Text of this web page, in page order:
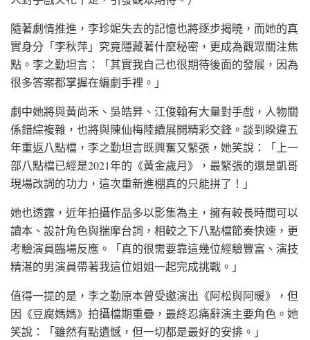
隨著劇情推進，李珍妮失去的記憶也將逐步揭曉，而她的真
實身分「李秋萍」究竟隱藏著什麼秘密，更成為觀眾關注焦
點。李之勤坦言：「其實我自己也很期待後面的發展，因為
很多答案都掌握在編劇手裡。」
劇中她將與黃尚禾、吳皓昇、江俊翰有大量對手戲，人物關
係錯綜複雜，也將與陳仙梅陸續展開精彩交鋒。談到睽違五
年重返八點檔，李之勤坦言既興奮又緊張，她笑說：「上一
部八點檔已經是2021年的《黃金歲月》，最緊張的還是凱哥
現場改詞的功力，這次重新進棚真的只能拼了！」
她也透露，近年拍攝作品多以影集為主，擁有較長時間可以
讀本、設計角色與揣摩台詞，相較之下八點檔節奏快速，更
考驗演員臨場反應。「真的很需要靠這幾位經驗豐富、演技
精湛的男演員帶著我這位姐姐一起完成挑戰。」
值得一提的是，李之勤原本曾受邀演出《阿松與阿暖》，但
因《豆腐媽媽》拍攝檔期重疊，最終忍痛辭演主要角色。她
笑說：「雖然有點遺憾，但一切都是最好的安排。」